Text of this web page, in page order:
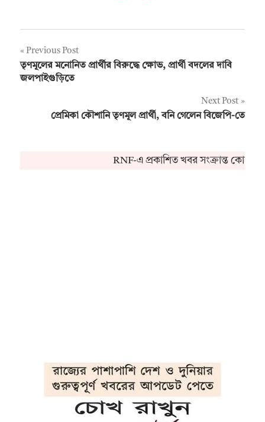
Post
navigation
Previous Post
তৃণমূলের মনোনিত প্রার্থীর বিরুদ্ধে ক্ষোভ, প্রার্থী বদলের দাবি
জলপাইগুড়িতে
Next Post
প্রেমিকা কৌশানি তৃণমূল প্রার্থী, বনি গেলেন বিজেপি-তে
RNF-এ প্রকাশিত খবর সংক্রান্ত কোনও